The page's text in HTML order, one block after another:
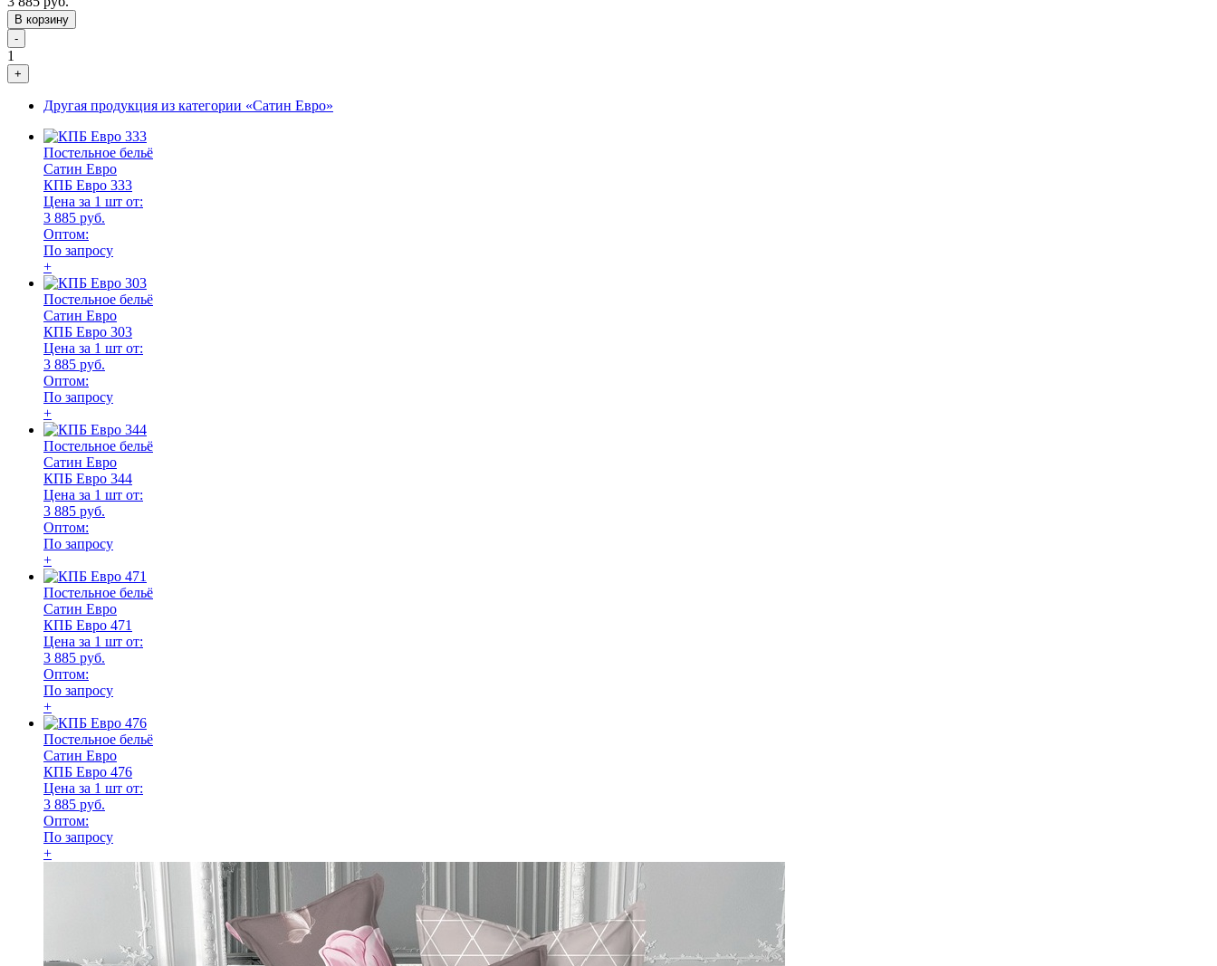
В корзину
-
1
+
Другая продукция из категории «Сатин Евро»
Постельное бельё
Сатин Евро
КПБ Евро 333
Цена за 1 шт от:
3 885 руб.
Оптом:
По запросу
+
Постельное бельё
Сатин Евро
КПБ Евро 303
Цена за 1 шт от:
3 885 руб.
Оптом:
По запросу
+
Постельное бельё
Сатин Евро
КПБ Евро 344
Цена за 1 шт от:
3 885 руб.
Оптом:
По запросу
+
Постельное бельё
Сатин Евро
КПБ Евро 471
Цена за 1 шт от:
3 885 руб.
Оптом:
По запросу
+
Постельное бельё
Сатин Евро
КПБ Евро 476
Цена за 1 шт от:
3 885 руб.
Оптом:
По запросу
+